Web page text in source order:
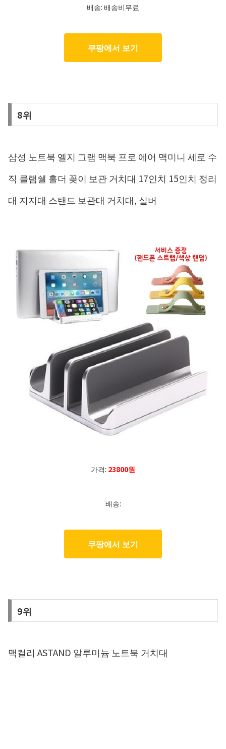
배송: 배송비무료
쿠팡에서 보기
8위
삼성 노트북 엘지 그램 맥북 프로 에어 맥미니 세로 수
직 클램쉘 홀더 꽂이 보관 거치대 17인치 15인치 정리
대 지지대 스탠드 보관대 거치대, 실버
가격: 23800원
배송:
쿠팡에서 보기
9위
맥컬리 ASTAND 알루미늄 노트북 거치대